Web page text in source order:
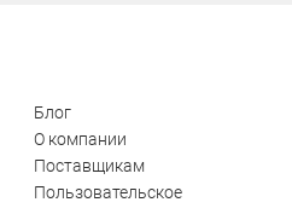
Блог
О компании
Поставщикам
Пользовательское